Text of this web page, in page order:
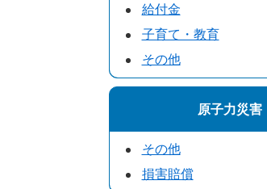
給付金
子育て・教育
その他
原子力災害
その他
損害賠償